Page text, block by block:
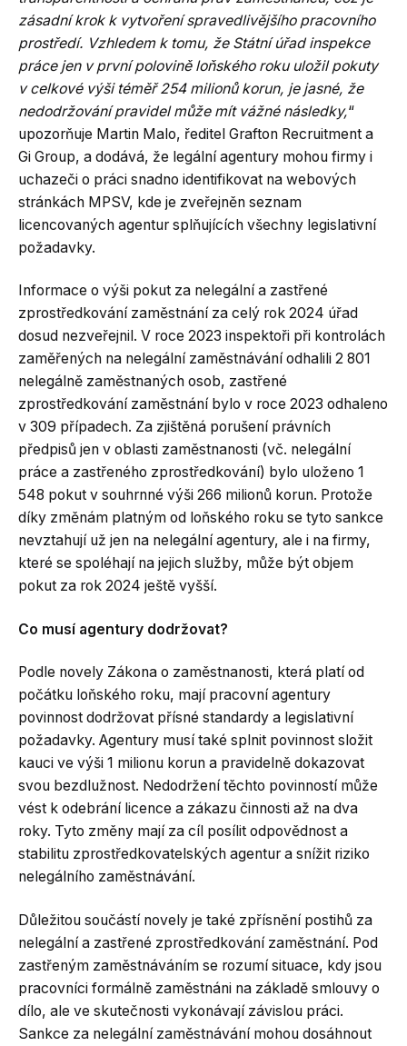
zásadní krok k vytvoření spravedlivějšího pracovního
prostředí. Vzhledem k tomu, že Státní úřad inspekce
práce jen v první polovině loňského roku uložil pokuty
v celkové výši téměř 254 milionů korun, je jasné, že
nedodržování pravidel může mít vážné následky,“
upozorňuje Martin Malo, ředitel Grafton Recruitment a
Gi Group, a dodává, že legální agentury mohou firmy i
uchazeči o práci snadno identifikovat na webových
stránkách MPSV, kde je zveřejněn seznam
licencovaných agentur splňujících všechny legislativní
požadavky.
Informace o výši pokut za nelegální a zastřené
zprostředkování zaměstnání za celý rok 2024 úřad
dosud nezveřejnil. V roce 2023 inspektoři při kontrolách
zaměřených na nelegální zaměstnávání odhalili 2 801
nelegálně zaměstnaných osob, zastřené
zprostředkování zaměstnání bylo v roce 2023 odhaleno
v 309 případech. Za zjištěná porušení právních
předpisů jen v oblasti zaměstnanosti (vč. nelegální
práce a zastřeného zprostředkování) bylo uloženo 1
548 pokut v souhrnné výši 266 milionů korun. Protože
díky změnám platným od loňského roku se tyto sankce
nevztahují už jen na nelegální agentury, ale i na firmy,
které se spoléhají na jejich služby, může být objem
pokut za rok 2024 ještě vyšší.
Co musí agentury dodržovat?
Podle novely Zákona o zaměstnanosti, která platí od
počátku loňského roku, mají pracovní agentury
povinnost dodržovat přísné standardy a legislativní
požadavky. Agentury musí také splnit povinnost složit
kauci ve výši 1 milionu korun a pravidelně dokazovat
svou bezdlužnost. Nedodržení těchto povinností může
vést k odebrání licence a zákazu činnosti až na dva
roky. Tyto změny mají za cíl posílit odpovědnost a
stabilitu zprostředkovatelských agentur a snížit riziko
nelegálního zaměstnávání.
Důležitou součástí novely je také zpřísnění postihů za
nelegální a zastřené zprostředkování zaměstnání. Pod
zastřeným zaměstnáváním se rozumí situace, kdy jsou
pracovníci formálně zaměstnáni na základě smlouvy o
dílo, ale ve skutečnosti vykonávají závislou práci.
Sankce za nelegální zaměstnávání mohou dosáhnout